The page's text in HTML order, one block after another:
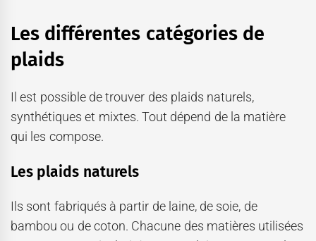
Les différentes catégories de
plaids
Il est possible de trouver des plaids naturels,
synthétiques et mixtes. Tout dépend de la matière
qui les compose.
Les plaids naturels
Ils sont fabriqués à partir de laine, de soie, de
bambou ou de coton. Chacune des matières utilisées